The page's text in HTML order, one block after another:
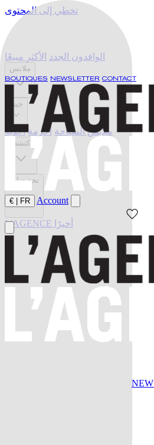
تخطي إلى المحتوى
BOUTIQUES NEWSLETTER CONTACT
FR
€ Account
NEW
الوافدون الجدد الأكثر مبيعًا
ملابس
جينز
ملابس السباحة أحزمة أحذية
اكتشف
تخفيضات
L'AGENCE أخيرًا